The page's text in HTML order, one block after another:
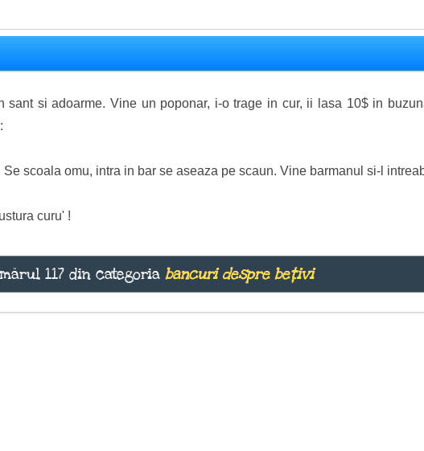
sant si adoarme. Vine un poponar, i-o trage in cur, ii lasa 10$ in
scoala omu, intra in bar se aseaza pe scaun. Vine barmanul si-l
curu' !
117 din categoria bancuri despre bețivi